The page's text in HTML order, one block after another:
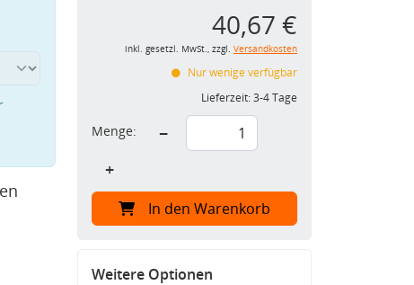
40,67 €
inkl. gesetzl. MwSt., zzgl. Versandkosten
Nur wenige verfügbar
Lieferzeit:3-4 Tage
Menge:
−
+
In den Warenkorb
Weitere Optionen